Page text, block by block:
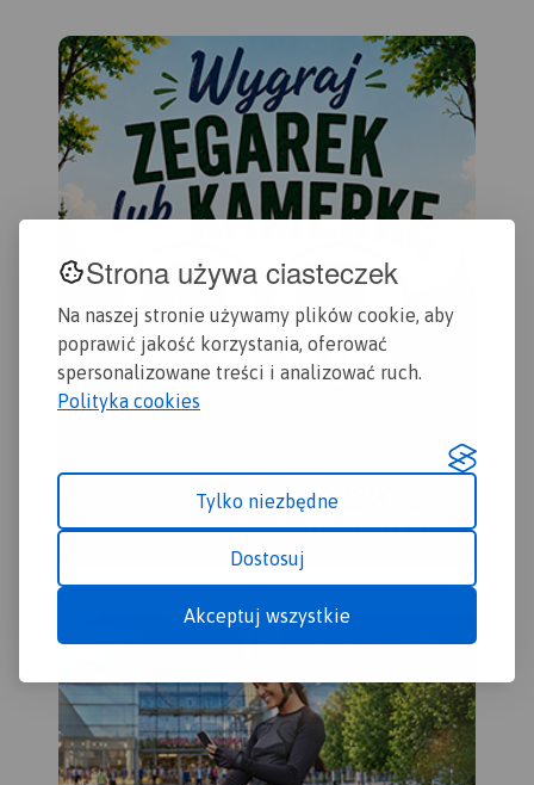
Strona używa ciasteczek
Na naszej stronie używamy plików cookie, aby
poprawić jakość korzystania, oferować
spersonalizowane treści i analizować ruch.
Polityka cookies
Tylko niezbędne
Dostosuj
Akceptuj wszystkie
nim ścieżkami
przyrodniczymi oraz
najważniejszymi obiektami.
Rok wydania 2023